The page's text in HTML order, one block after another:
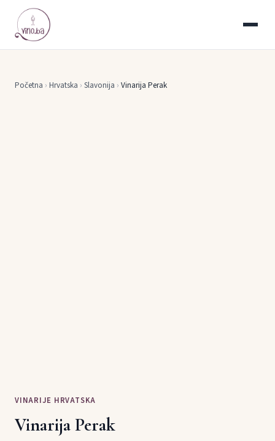
Početna › Hrvatska › Slavonija › Vinarija Perak
VINARIJE HRVATSKA
Vinarija Perak